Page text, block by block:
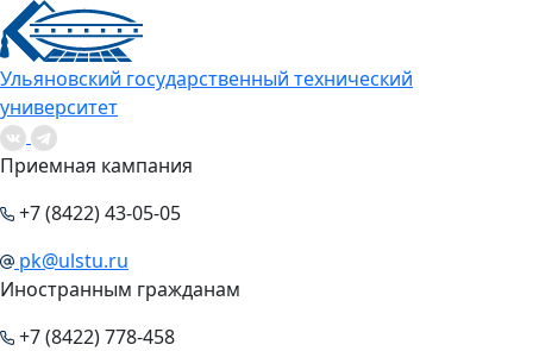
Ульяновский государственный технический
университет
Приемная кампания
+7 (8422) 43-05-05
pk@ulstu.ru
Иностранным гражданам
+7 (8422) 778-458